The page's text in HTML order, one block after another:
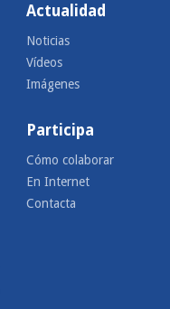
Actualidad
Noticias
Vídeos
Imágenes
Participa
Cómo colaborar
En Internet
Contacta